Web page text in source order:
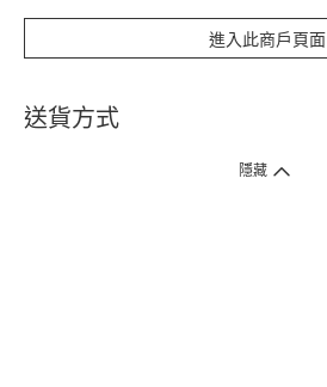
進入此商戶頁面
送貨方式
1. 送貨到府（受衛生署條例規管產品除外 ）
隱藏